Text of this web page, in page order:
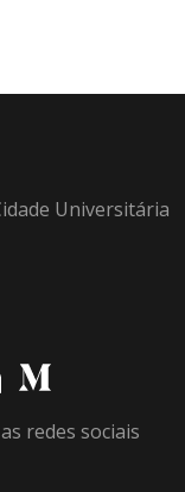
Universitária
redes sociais